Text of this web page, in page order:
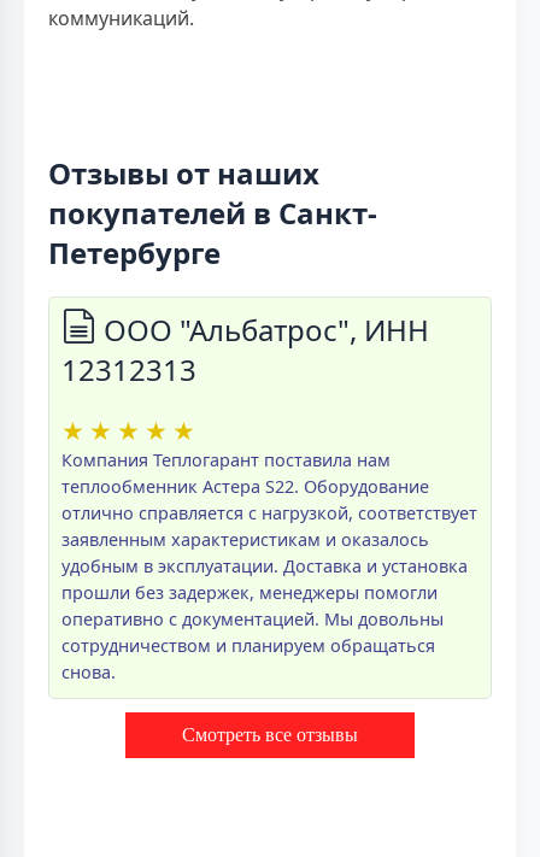
коммуникаций.
Отзывы от наших
покупателей в Санкт-
Петербурге
ООО "Альбатрос", ИНН
12312313
★ ★ ★ ★ ★
Компания Теплогарант поставила нам
теплообменник Астера S22. Оборудование
отлично справляется с нагрузкой, соответствует
заявленным характеристикам и оказалось
удобным в эксплуатации. Доставка и установка
прошли без задержек, менеджеры помогли
оперативно с документацией. Мы довольны
сотрудничеством и планируем обращаться
снова.
Смотреть все отзывы